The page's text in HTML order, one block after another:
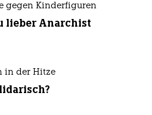
gegen Kinderfiguren
lieber Anarchist
in der Hitze